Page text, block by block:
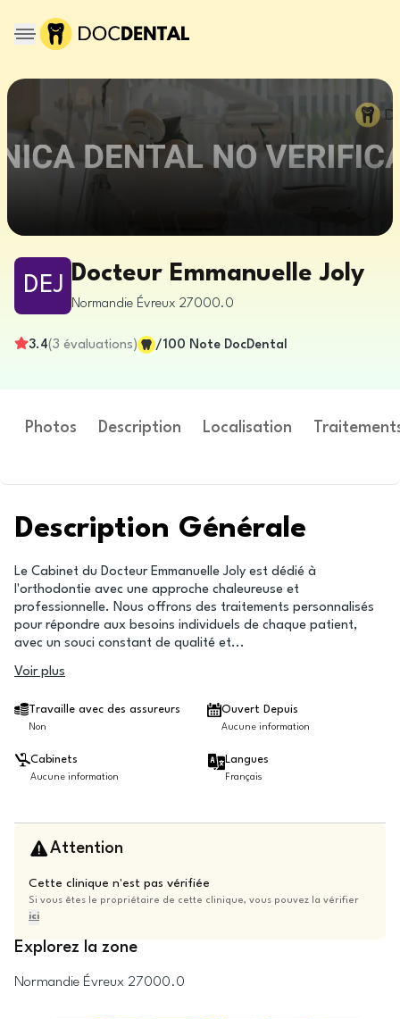
DEJ Docteur Emmanuelle Joly
Normandie Évreux 27000.0
3.4(3 évaluations) /100 Note DocDental
Photos Description Localisation
Description Générale
Le Cabinet du Docteur Emmanuelle Joly est dédié à
l'orthodontie avec une approche chaleureuse et
professionnelle. Nous offrons des traitements personnalisés
pour répondre aux besoins individuels de chaque patient,
avec un souci constant de qualité et...
Voir plus
Travaille avec des assureurs
Non
Ouvert Depuis
Aucune information
Cabinets
Aucune information
Langues
Français
Attention
Cette clinique n'est pas vérifiée
Si vous êtes le propriétaire de cette clinique, vous pouvez la vérifier
ici
Explorez la zone
Normandie Évreux 27000.0